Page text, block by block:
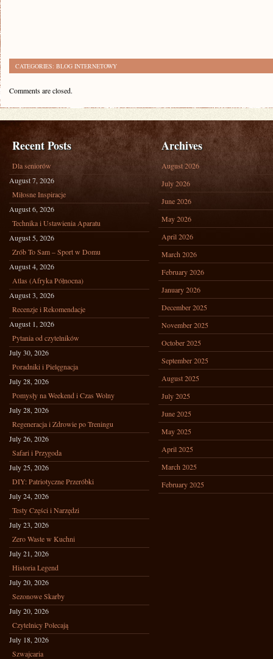
CATEGORIES: BLOG INTERNETOWY
Comments are closed.
Recent Posts
Dla seniorów
August 7, 2026
Miłosne Inspiracje
August 6, 2026
Technika i Ustawienia Aparatu
August 5, 2026
Zrób To Sam – Sport w Domu
August 4, 2026
Atlas (Afryka Północna)
August 3, 2026
Recenzje i Rekomendacje
August 1, 2026
Pytania od czytelników
July 30, 2026
Poradniki i Pielęgnacja
July 28, 2026
Pomysły na Weekend i Czas Wolny
July 28, 2026
Regeneracja i Zdrowie po Treningu
July 26, 2026
Safari i Przygoda
July 25, 2026
DIY: Patriotyczne Przeróbki
July 24, 2026
Testy Części i Narzędzi
July 23, 2026
Zero Waste w Kuchni
July 21, 2026
Historia Legend
July 20, 2026
Sezonowe Skarby
July 20, 2026
Czytelnicy Polecają
July 18, 2026
Szwajcaria
Archives
August 2026
July 2026
June 2026
May 2026
April 2026
March 2026
February 2026
January 2026
December 2025
November 2025
October 2025
September 2025
August 2025
July 2025
June 2025
May 2025
April 2025
March 2025
February 2025